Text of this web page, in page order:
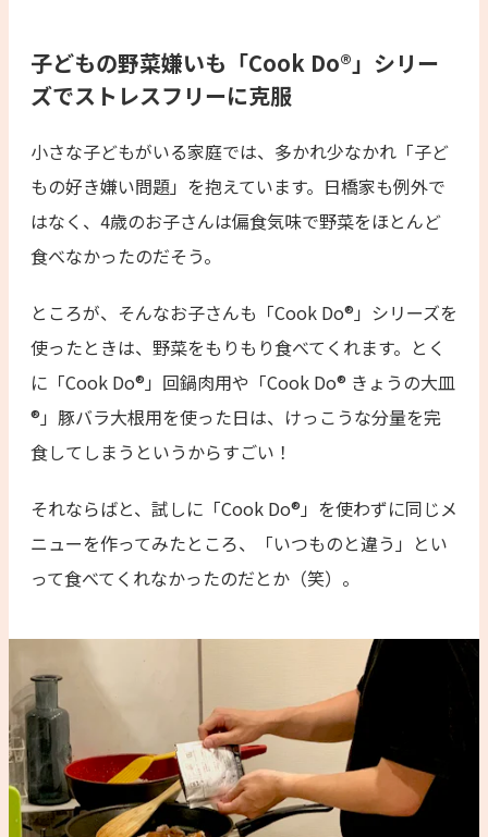
子どもの野菜嫌いも「Cook Do®」シリー
ズでストレスフリーに克服
小さな子どもがいる家庭では、多かれ少なかれ「子ど
もの好き嫌い問題」を抱えています。日橋家も例外で
はなく、4歳のお子さんは偏食気味で野菜をほとんど
食べなかったのだそう。
ところが、そんなお子さんも「Cook Do®」シリーズを
使ったときは、野菜をもりもり食べてくれます。とく
に「Cook Do®」回鍋肉用や「Cook Do® きょうの大皿
®」豚バラ大根用を使った日は、けっこうな分量を完
食してしまうというからすごい！
それならばと、試しに「Cook Do®」を使わずに同じメ
ニューを作ってみたところ、「いつものと違う」とい
って食べてくれなかったのだとか（笑）。